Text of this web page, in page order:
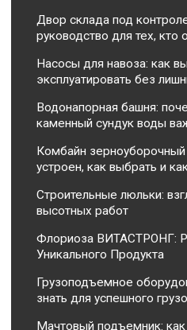
Двор склада под
руководство для тех, кто
Насосы для навоза: как
эксплуатировать без
Водонапорная башня:
каменный сундук воды
Комбайн
устроен, как выбрать и
Строительные люльки:
высотных работ
Флориоза ВИТАСТРОНГ:
Уникального Продукта
Грузоподъемное
знать для успешного
Мачтовый подъемник: как